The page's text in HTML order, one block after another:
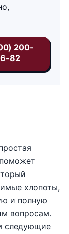
200-
82
хлопоты,
и полную
вопросам.
следующие